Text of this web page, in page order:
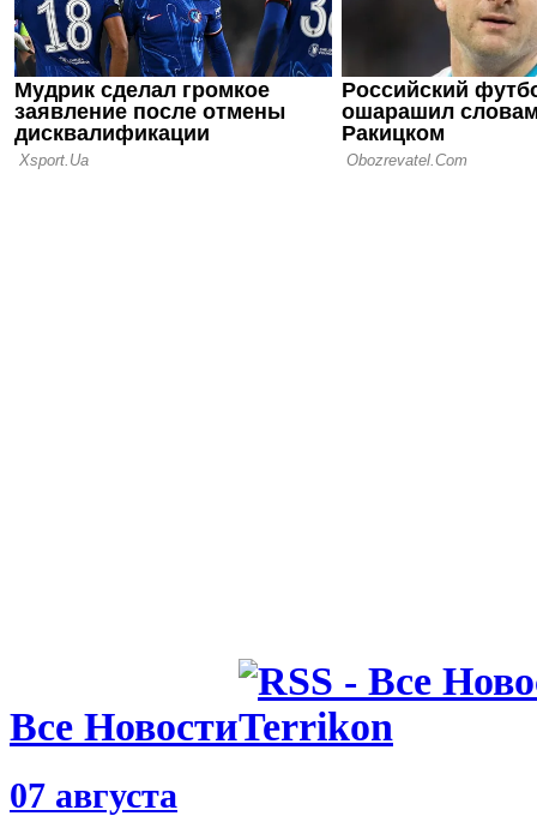
28.11.23 13:57
Динамо не
Все Новости
07 августа